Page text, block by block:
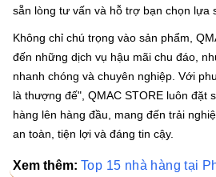
sẵn lòng tư vấn và hỗ trợ bạn chọn lựa
Không chỉ chú trọng vào sản phẩm,
đến những dịch vụ hậu mãi chu đáo,
nhanh chóng và chuyên nghiệp. Với
là thượng đế", QMAC STORE luôn đặt
hàng lên hàng đầu, mang đến trải
an toàn, tiện lợi và đáng tin cậy.
Xem thêm: Top 15 nhà hàng tại